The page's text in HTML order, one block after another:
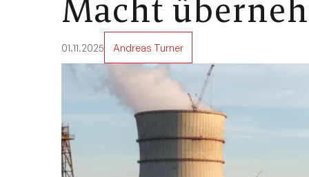
Macht
01.11.2025 Andreas Turner